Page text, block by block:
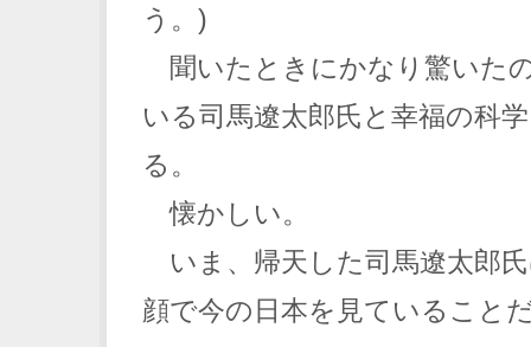
う。)
聞いたときにかなり驚いた
いる司馬遼太郎氏と幸福の科
る。
懐かしい。
いま、帰天した司馬遼太郎
顔で今の日本を見ていること